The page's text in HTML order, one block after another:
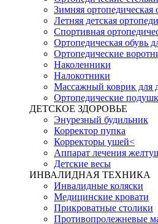
Зимняя ортопедическая
Летняя детская
Спортивная
Ортопедическая обувь
Ортопедические
Наколенники
Налокотники
Массажный коврик для
Ортопедические
ДЕТСКОЕ ЗДОРОВЬЕ
Энурезный будильник
Корректор пупка
Корректоры ушей<
Аппарат лечения
Детские весы
ИНВАЛИДНАЯ ТЕХНИКА
Инвалидные коляски
Медицинские кровати
Прикроватные столики
Противопролежневые